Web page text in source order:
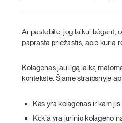
Ar pastebite, jog laikui bėgant,
paprasta priežastis, apie kurią
Kolagenas jau ilgą laiką
kontekste. Šiame straipsnyje
Kas yra kolagenas ir kam
Kokia yra jūrinio kolageno